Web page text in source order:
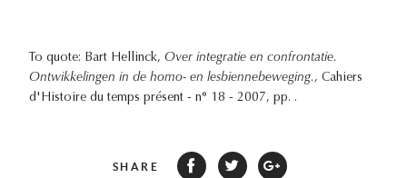
To quote: Bart Hellinck, Over integratie en confrontatie.
Ontwikkelingen in de homo- en lesbiennebeweging., Cahiers
d'Histoire du temps présent - n° 18 - 2007, pp. .
SHARE